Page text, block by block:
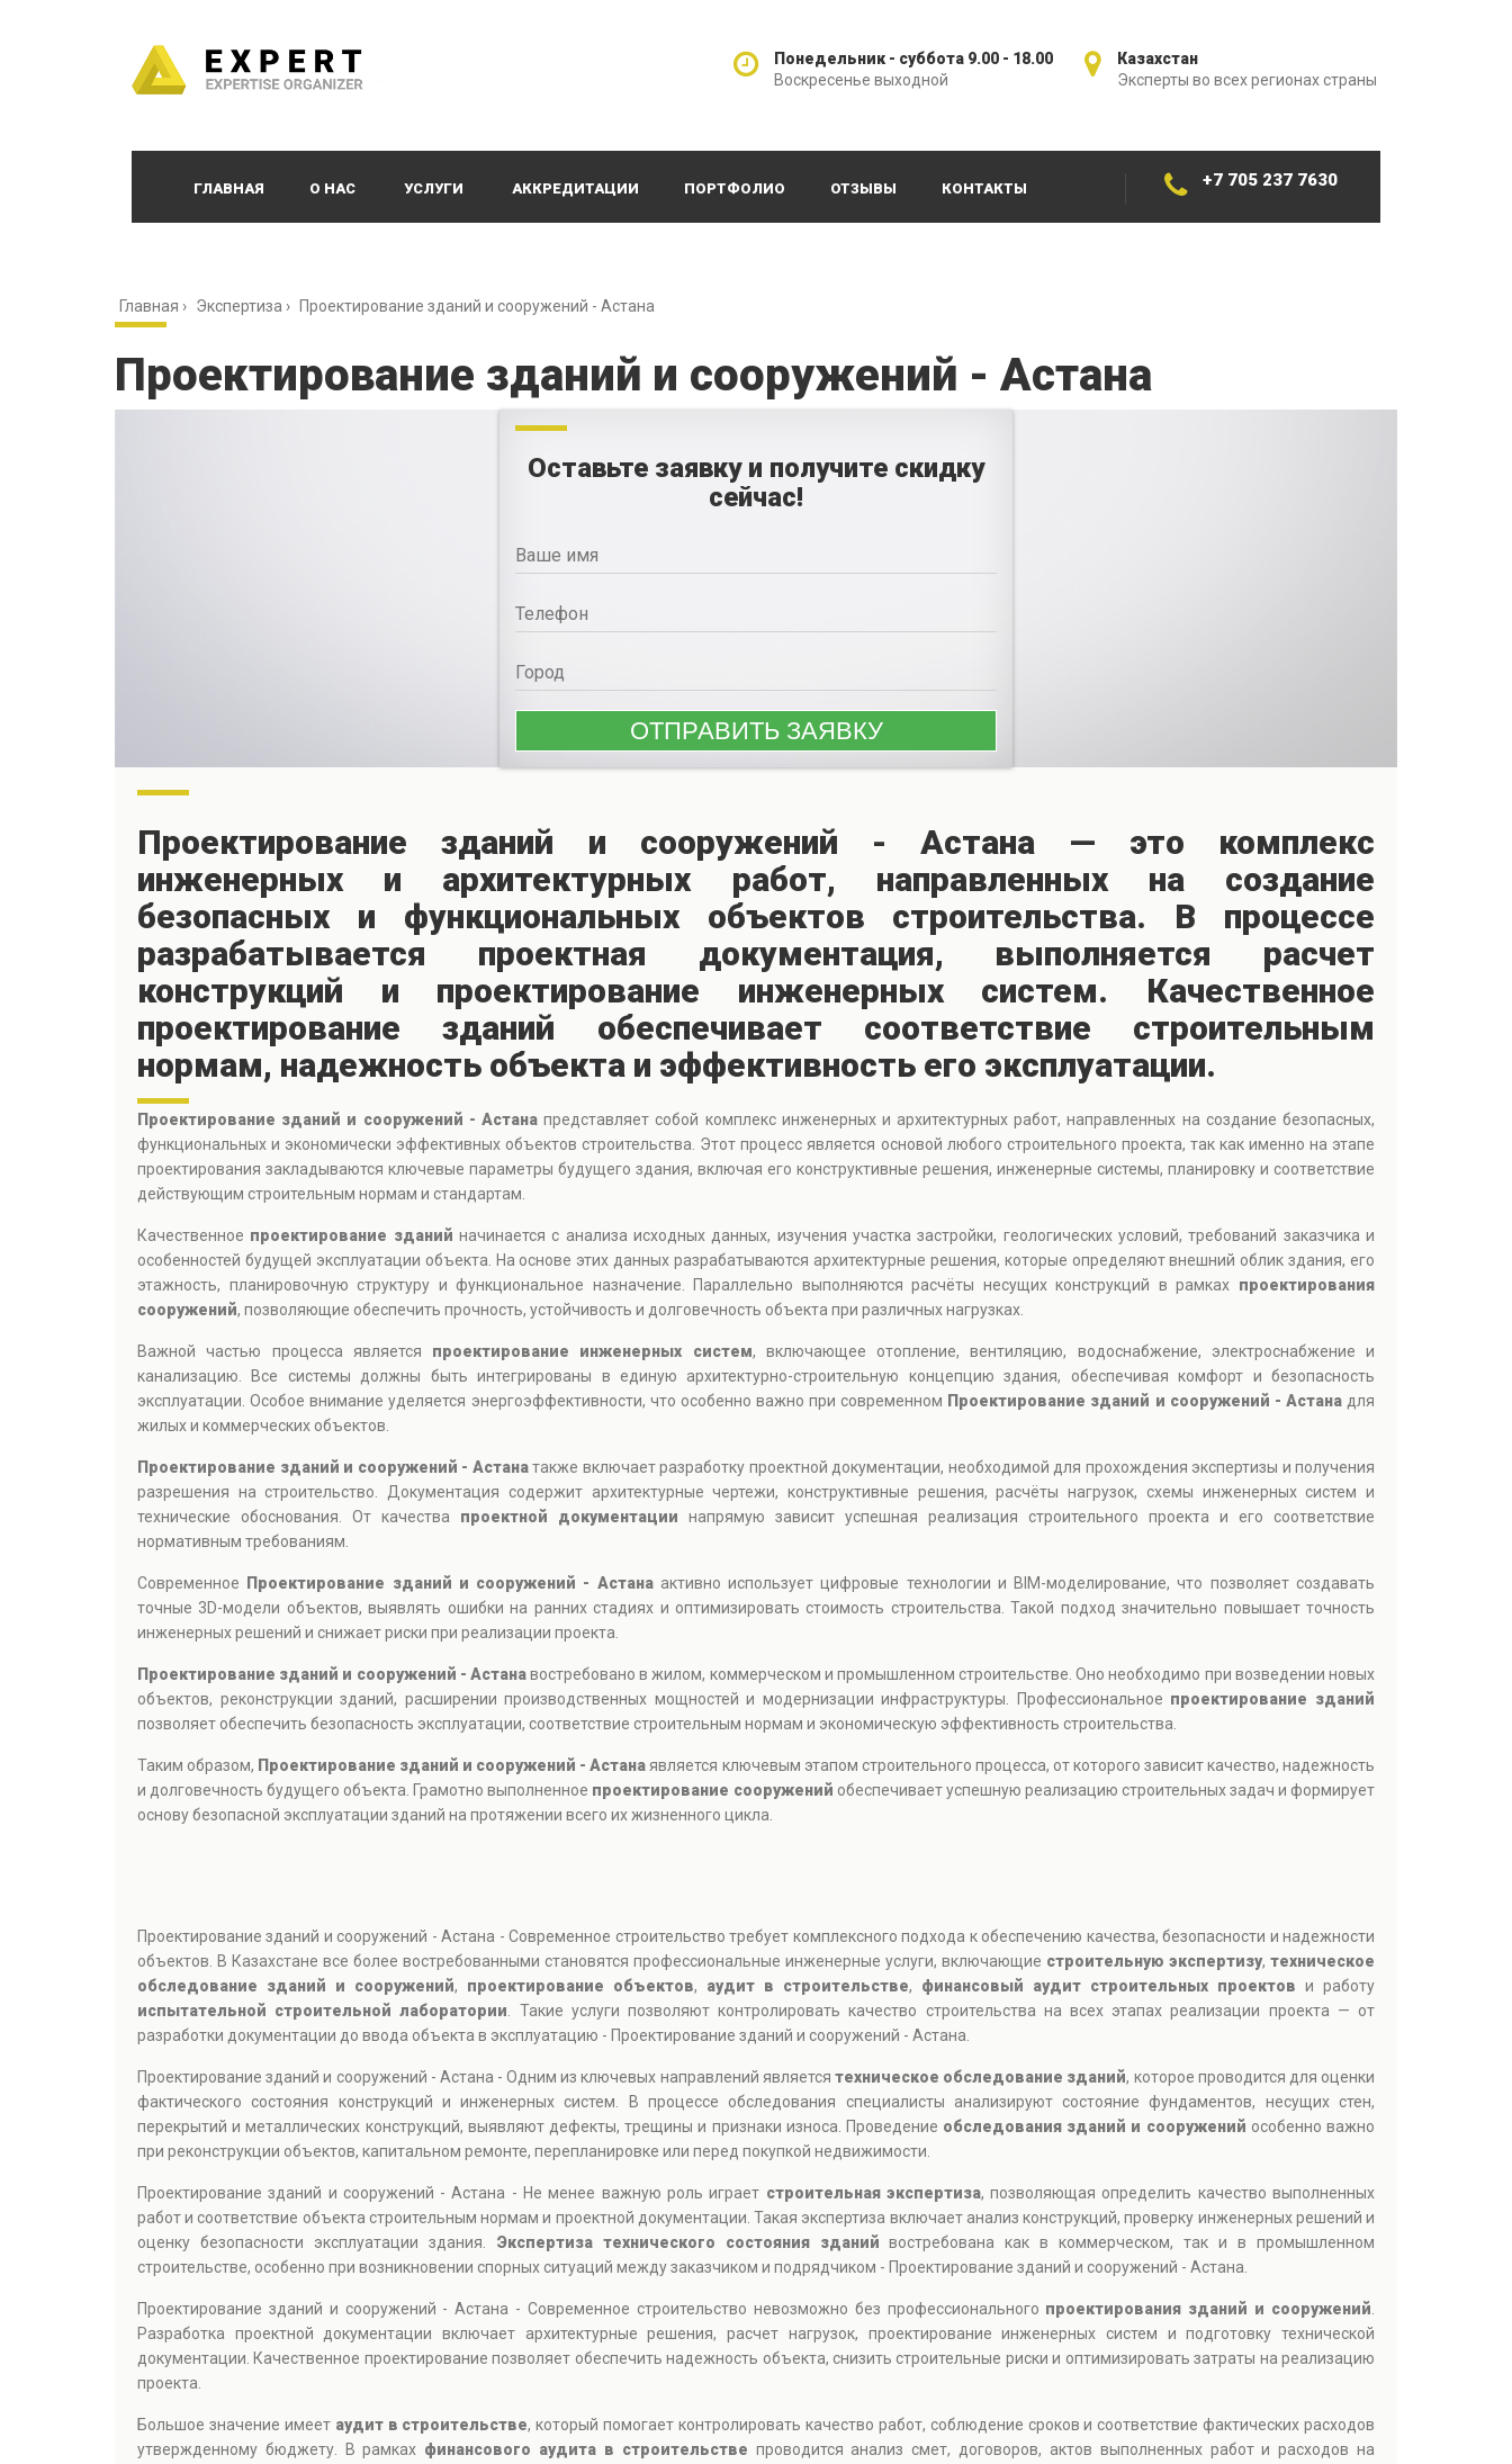
Казахстан
Эксперты во всех регионах страны
Понедельник - суббота 9.00 - 18.00
Воскресенье выходной
ГЛАВНАЯ О НАС УСЛУГИ АККРЕДИТАЦИИ ПОРТФОЛИО ОТЗЫВЫ КОНТАКТЫ +7 705 237 7630
Главная › Экспертиза › Проектирование зданий и сооружений - Астана
Проектирование зданий и сооружений - Астана
Оставьте заявку и получите скидку
сейчас!
Проектирование зданий и сооружений - Астана — это комплекс
инженерных и архитектурных работ, направленных на создание
безопасных и функциональных объектов строительства. В процессе
разрабатывается проектная документация, выполняется расчет
конструкций и проектирование инженерных систем. Качественное
проектирование зданий обеспечивает соответствие строительным
нормам, надежность объекта и эффективность его эксплуатации.
Проектирование зданий и сооружений - Астанапредставляет собой комплекс инженерных и архитектурных работ, направленных на создание безопасных,
функциональных и экономически эффективных объектов строительства. Этот процесс является основой любого строительного проекта, так как именно на этапе
проектирования закладываются ключевые параметры будущего здания, включая его конструктивные решения, инженерные системы, планировку и соответствие
действующим строительным нормам и стандартам.
Качественное проектирование зданий начинается с анализа исходных данных, изучения участка застройки, геологических условий, требований заказчика и
особенностей будущей эксплуатации объекта. На основе этих данных разрабатываются архитектурные решения, которые определяют внешний облик здания, его
этажность, планировочную структуру и функциональное назначение. Параллельно выполняются расчёты несущих конструкций в рамках проектирования
сооружений, позволяющие обеспечить прочность, устойчивость и долговечность объекта при различных нагрузках.
Важной частью процесса является проектирование инженерных систем, включающее отопление, вентиляцию, водоснабжение, электроснабжение и
канализацию. Все системы должны быть интегрированы в единую архитектурно-строительную концепцию здания, обеспечивая комфорт и безопасность
эксплуатации. Особое внимание уделяется энергоэффективности, что особенно важно при современном Проектирование зданий и сооружений - Астанадля
жилых и коммерческих объектов.
Проектирование зданий и сооружений - Астанатакже включает разработку проектной документации, необходимой для прохождения экспертизы и получения
разрешения на строительство. Документация содержит архитектурные чертежи, конструктивные решения, расчёты нагрузок, схемы инженерных систем и
технические обоснования. От качества проектной документации напрямую зависит успешная реализация строительного проекта и его соответствие
нормативным требованиям.
Современное Проектирование зданий и сооружений - Астанаактивно использует цифровые технологии и BIM-моделирование, что позволяет создавать
точные 3D-модели объектов, выявлять ошибки на ранних стадиях и оптимизировать стоимость строительства. Такой подход значительно повышает точность
инженерных решений и снижает риски при реализации проекта.
Проектирование зданий и сооружений - Астанавостребовано в жилом, коммерческом и промышленном строительстве. Оно необходимо при возведении новых
объектов, реконструкции зданий, расширении производственных мощностей и модернизации инфраструктуры. Профессиональное проектирование зданий
позволяет обеспечить безопасность эксплуатации, соответствие строительным нормам и экономическую эффективность строительства.
Таким образом, Проектирование зданий и сооружений - Астана является ключевым этапом строительного процесса, от которого зависит качество, надежность
и долговечность будущего объекта. Грамотно выполненное проектирование сооружений обеспечивает успешную реализацию строительных задач и формирует
основу безопасной эксплуатации зданий на протяжении всего их жизненного цикла.
Проектирование зданий и сооружений - Астана - Современное строительство требует комплексного подхода к обеспечению качества, безопасности и надежности
объектов. В Казахстане все более востребованными становятся профессиональные инженерные услуги, включающие строительную экспертизу, техническое
обследование зданий и сооружений, проектирование объектов, аудит в строительстве, финансовый аудит строительных проектов и работу
испытательной строительной лаборатории . Такие услуги позволяют контролировать качество строительства на всех этапах реализации проекта — от
разработки документации до ввода объекта в эксплуатацию - Проектирование зданий и сооружений - Астана.
Проектирование зданий и сооружений - Астана - Одним из ключевых направлений является техническое обследование зданий, которое проводится для оценки
фактического состояния конструкций и инженерных систем. В процессе обследования специалисты анализируют состояние фундаментов, несущих стен,
перекрытий и металлических конструкций, выявляют дефекты, трещины и признаки износа. Проведение обследования зданий и сооружений особенно важно
при реконструкции объектов, капитальном ремонте, перепланировке или перед покупкой недвижимости.
Проектирование зданий и сооружений - Астана - Не менее важную роль играет строительная экспертиза, позволяющая определить качество выполненных
работ и соответствие объекта строительным нормам и проектной документации. Такая экспертиза включает анализ конструкций, проверку инженерных решений и
оценку безопасности эксплуатации здания. Экспертиза технического состояния зданий востребована как в коммерческом, так и в промышленном
строительстве, особенно при возникновении спорных ситуаций между заказчиком и подрядчиком - Проектирование зданий и сооружений - Астана.
Проектирование зданий и сооружений - Астана - Современное строительство невозможно без профессионального проектирования зданий и сооружений
Разработка проектной документации включает архитектурные решения, расчет нагрузок, проектирование инженерных систем и подготовку технической
документации. Качественное проектирование позволяет обеспечить надежность объекта, снизить строительные риски и оптимизировать затраты на реализацию
проекта.
Большое значение имеет аудит в строительстве, который помогает контролировать качество работ, соблюдение сроков и соответствие фактических расходов
утвержденному бюджету. В рамках финансового аудита в строительстве проводится анализ смет, договоров, актов выполненных работ и расходов на